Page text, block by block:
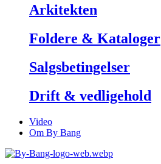
Arkitekten
Foldere & Kataloger
Salgsbetingelser
Drift & vedligehold
Video
Om By Bang